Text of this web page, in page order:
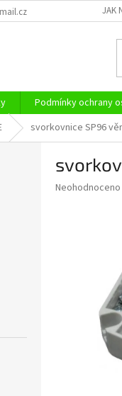
JAK
Podmínky ochrany
svorkovnice SP96
Průměrné
Neohodnoceno